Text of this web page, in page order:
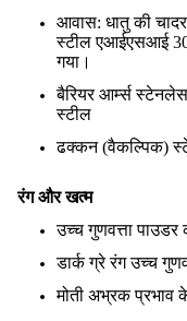
आवास: धातु की
स्टील एआईएसआई
गया।
बैरियर आर्म्स
स्टील
ढक्कन (वैकल्पिक)
रंग और खत्म
उच्च गुणवत्ता पाउडर
डार्क ग्रे रंग उच्च
मोती अभ्रक प्रभाव